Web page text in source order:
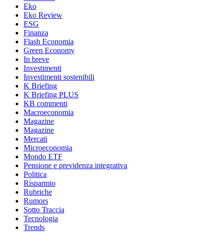
Eko
Eko Review
ESG
Finanza
Flash Economia
Green Economy
In breve
Investimenti
Investimenti sostenibili
K Briefing
K Briefing PLUS
KB commenti
Macroeconomia
Magazine
Magazine
Mercati
Microeconomia
Mondo ETF
Pensione e previdenza integrativa
Politica
Risparmio
Rubriche
Rumors
Sotto Traccia
Tecnologia
Trends